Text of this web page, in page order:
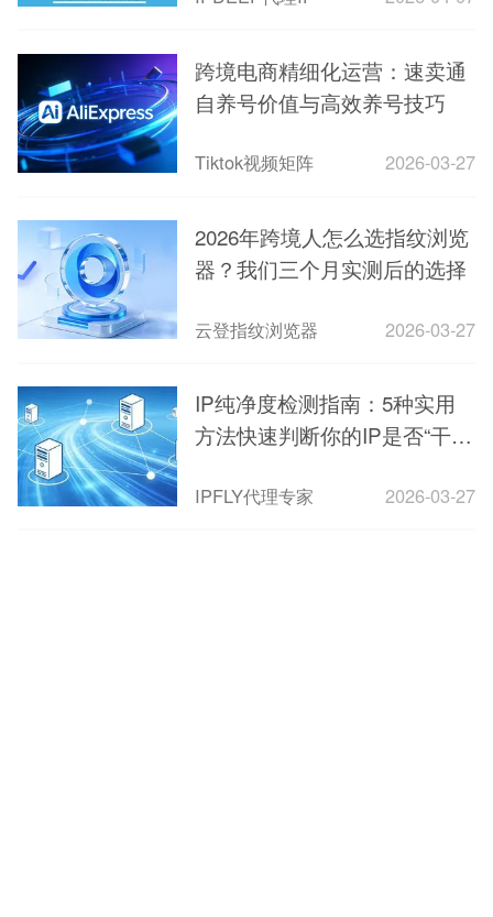
跨境电商精细化运营：速卖通
自养号价值与高效养号技巧
Tiktok视频矩阵 2026-03-27
2026年跨境人怎么选指纹浏览
器？我们三个月实测后的选择
云登指纹浏览器 2026-03-27
IP纯净度检测指南：5种实用
方法快速判断你的IP是否“干
IPFLY代理专家 2026-03-27